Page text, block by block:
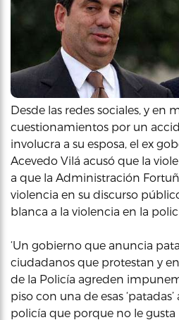
Desde las redes sociales, y en
cuestionamientos por un
involucra a su esposa, el ex
Acevedo Vilá acusó que la
a que la Administración
violencia en su discurso
blanca a la violencia en la
‘Un gobierno que anuncia
ciudadanos que protestan y
de la Policía agreden
piso con una de esas
policía que porque no le gusta